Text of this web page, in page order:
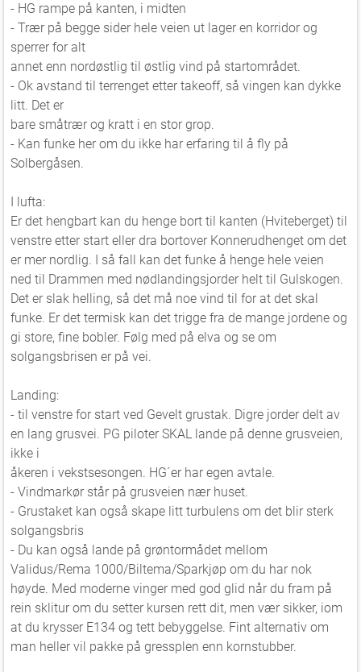
- HG rampe på kanten, i midten
- Trær på begge sider hele veien ut lager en korridor og
sperrer for alt
annet enn nordøstlig til østlig vind på startområdet.
- Ok avstand til terrenget etter takeoff, så vingen kan dykke
litt. Det er
bare småtrær og kratt i en stor grop.
- Kan funke her om du ikke har erfaring til å fly på
Solbergåsen.
I lufta:
Er det hengbart kan du henge bort til kanten (Hviteberget) til
venstre etter start eller dra bortover Konnerudhenget om det
er mer nordlig. I så fall kan det funke å henge hele veien
ned til Drammen med nødlandingsjorder helt til Gulskogen.
Det er slak helling, så det må noe vind til for at det skal
funke. Er det termisk kan det trigge fra de mange jordene og
gi store, fine bobler. Følg med på elva og se om
solgangsbrisen er på vei.
Landing:
- til venstre for start ved Gevelt grustak. Digre jorder delt av
en lang grusvei. PG piloter SKAL lande på denne grusveien,
ikke i
åkeren i vekstsesongen. HG´er har egen avtale.
- Vindmarkør står på grusveien nær huset.
- Grustaket kan også skape litt turbulens om det blir sterk
solgangsbris
- Du kan også lande på grøntormådet mellom
Validus/Rema 1000/Biltema/Sparkjøp om du har nok
høyde. Med moderne vinger med god glid når du fram på
rein sklitur om du setter kursen rett dit, men vær sikker, iom
at du krysser E134 og tett bebyggelse. Fint alternativ om
man heller vil pakke på gressplen enn kornstubber.